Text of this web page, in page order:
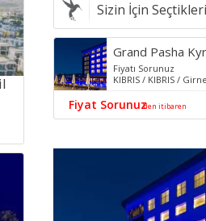
Sizin İçin
Fiyatı Sorunuz
KIBRIS / KIBRIS /
Fiyat Sorunuz'den itibaren